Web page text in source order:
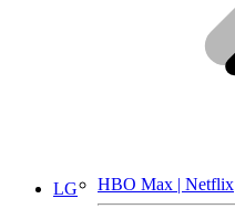
HBO Max | Netflix
LG